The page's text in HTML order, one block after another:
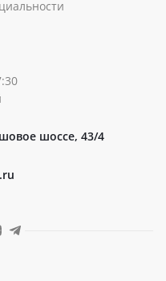
шоссе, 43/4